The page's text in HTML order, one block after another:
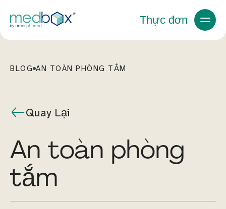
Thực đơn
BLOG AN TOÀN PHÒNG TẮM
Quay Lại
An toàn phòng
tắm